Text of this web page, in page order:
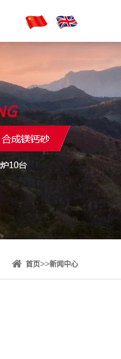
首页>>新闻中心